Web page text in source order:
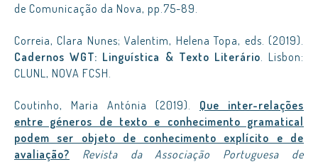
de Comunicação da Nova, pp.75-89.
Correia, Clara Nunes; Valentim, Helena Topa, eds. (2019).
Cadernos WGT: Linguística & Texto Literário. Lisbon:
CLUNL, NOVA FCSH.
Coutinho, Maria Antónia (2019). Que inter-relações
entre géneros de texto e conhecimento gramatical
podem ser objeto de conhecimento explícito e de
avaliação?
Revista da Associação Portuguesa de